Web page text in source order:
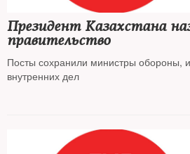
Президент Казахстана
правительство
Посты сохранили министры обороны,
внутренних дел